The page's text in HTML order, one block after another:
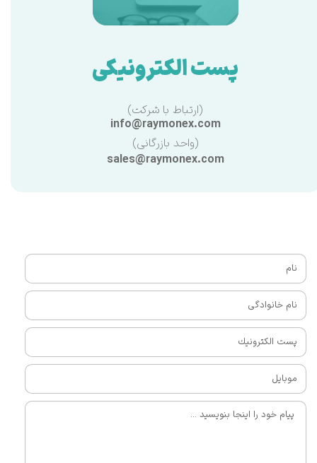
پست الکترونیکی
info@raymonex.com
(ارتباط با شرکت)
sales@raymonex.com
(واحد بازرگانی)